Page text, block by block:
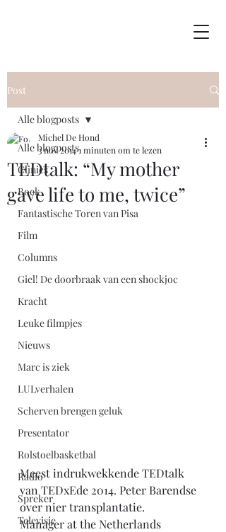
Post
Alle blogposts
Clinics
Boek
Fantastische Toren van Pisa
Film
Columns
Giel! De doorbraak van een shockjoc
Kracht
Leuke filmpjes
Nieuws
Marc is ziek
LULverhalen
Scherven brengen geluk
Presentator
Rolstoelbasketbal
Radio
Spreker
Televisie
Alle blogposts
TEDtalk: “My mother
gave life to me, twice”
Michel De Hond
3 nov 20141 minuten om te lezen
Meest indrukwekkende TEDtalk
van TEDxEde 2014. Peter Barendse
over nier transplantatie.
Manager at the Netherlands